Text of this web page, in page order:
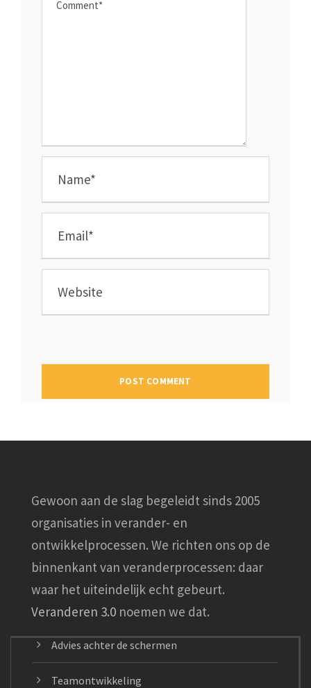
Gewoon aan de slag begeleidt sinds 2005
organisaties in verander- en
ontwikkelprocessen. We richten ons op de
binnenkant van veranderprocessen: daar
waar het uiteindelijk echt gebeurt.
Veranderen 3.0 noemen we dat.
Advies achter de schermen
Teamontwikkeling